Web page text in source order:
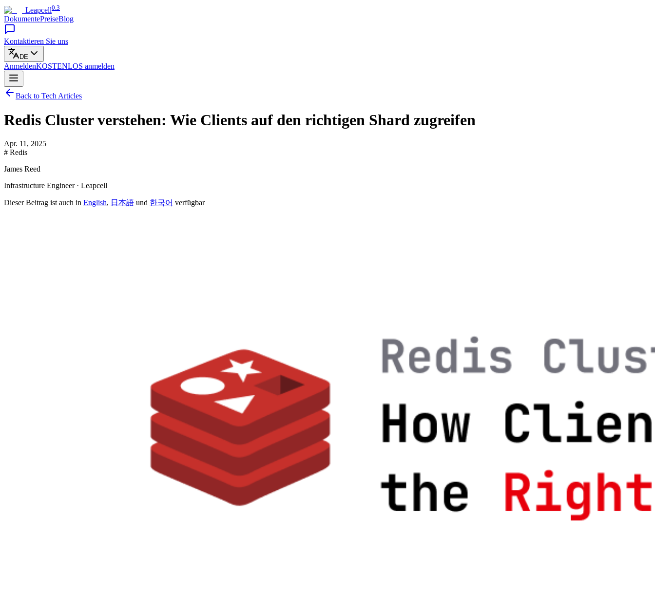
Leapcell0.3
DokumentePreiseBlog
Kontaktieren Sie uns
DE
AnmeldenKOSTENLOS anmelden
Back to Tech Articles
Redis Cluster verstehen: Wie Clients auf den richtigen Shard zugreifen
Apr. 11, 2025
# Redis
James Reed
Infrastructure Engineer · Leapcell
Dieser Beitrag ist auch in English, 日本語 und 한국어 verfügbar